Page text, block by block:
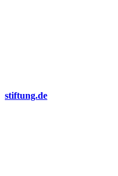
stiftung.de